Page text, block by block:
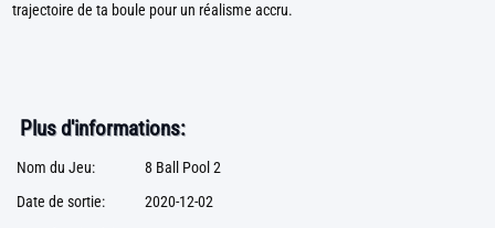
trajectoire de ta boule pour un réalisme accru.
Plus d'informations:
Nom du Jeu:
8 Ball Pool 2
Date de sortie:
2020-12-02